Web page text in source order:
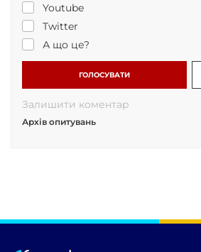
Youtube
Twitter
А що це?
ГОЛОСУВАТИ
Залишити коментар
Архів опитувань